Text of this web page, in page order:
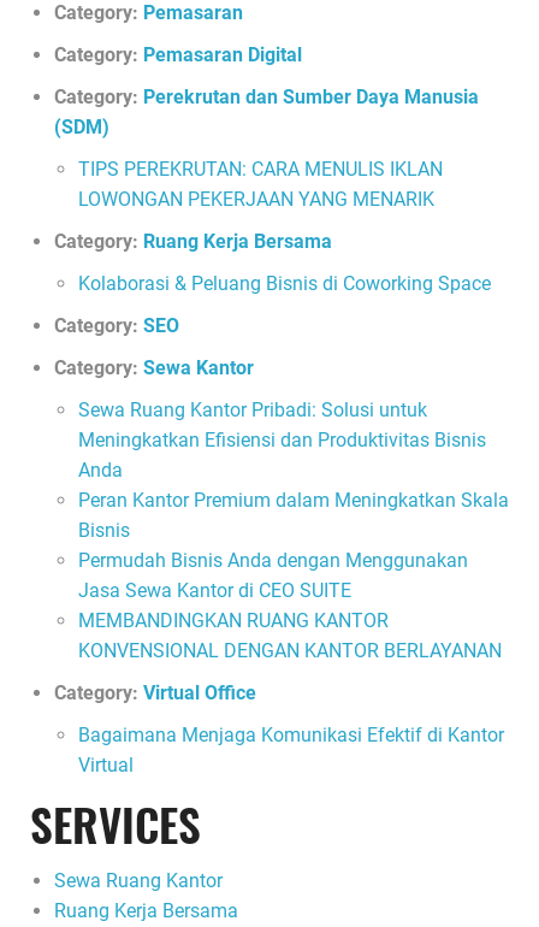
Category: Pemasaran
Category: Pemasaran Digital
Category: Perekrutan dan Sumber Daya Manusia
(SDM)
TIPS PEREKRUTAN: CARA MENULIS IKLAN
LOWONGAN PEKERJAAN YANG MENARIK
Category: Ruang Kerja Bersama
Kolaborasi & Peluang Bisnis di Coworking Space
Category: SEO
Category: Sewa Kantor
Sewa Ruang Kantor Pribadi: Solusi untuk
Meningkatkan Efisiensi dan Produktivitas Bisnis
Anda
Peran Kantor Premium dalam Meningkatkan Skala
Bisnis
Permudah Bisnis Anda dengan Menggunakan
Jasa Sewa Kantor di CEO SUITE
MEMBANDINGKAN RUANG KANTOR
KONVENSIONAL DENGAN KANTOR BERLAYANAN
Category: Virtual Office
Bagaimana Menjaga Komunikasi Efektif di Kantor
Virtual
SERVICES
Sewa Ruang Kantor
Ruang Kerja Bersama